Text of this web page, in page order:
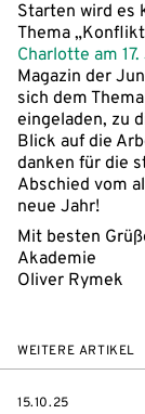
Starten wird es
Thema
Charlotte am
Magazin der
sich dem
eingeladen, zu
Blick auf die
danken für die
Abschied vom
neue Jahr!
Mit besten
Akademie
Oliver Rymek
WEITERE ARTIKEL
DATE
15.10.25